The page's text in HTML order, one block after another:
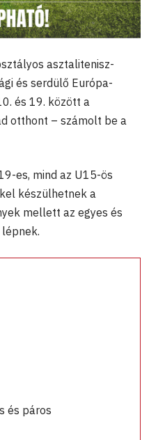
asztalitenisz-
és serdülő Európa-
és 19. között a
otthont – számolt be a
es, mind az U15-ös
készülhetnek a
mellett az egyes és
és páros